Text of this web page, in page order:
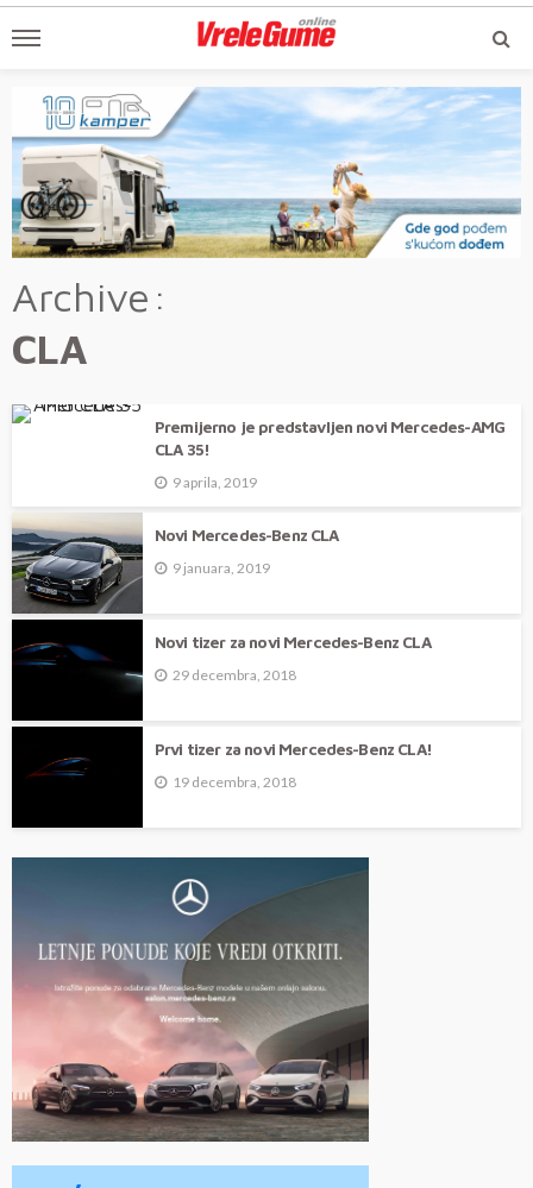
Archive
CLA
Premijerno je predstavljen novi Mercedes-AMG
CLA 35!
9 aprila, 2019
Novi Mercedes-Benz CLA
9 januara, 2019
Novi tizer za novi Mercedes-Benz CLA
29 decembra, 2018
Prvi tizer za novi Mercedes-Benz CLA!
19 decembra, 2018